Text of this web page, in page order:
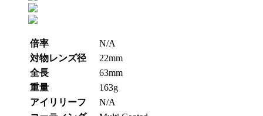
倍率
N/A
対物レンズ径
22mm
全長
63mm
重量
163g
アイリリーフ
N/A